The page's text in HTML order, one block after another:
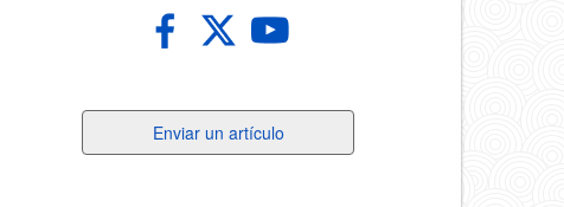
un
Enviar un artículo